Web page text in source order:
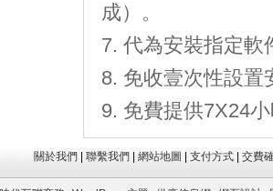
成）。
代為安裝指定軟
免收壹次性設置
免費提供7X24
關於我們 聯繫我們 網站地圖 支付方式| 交費